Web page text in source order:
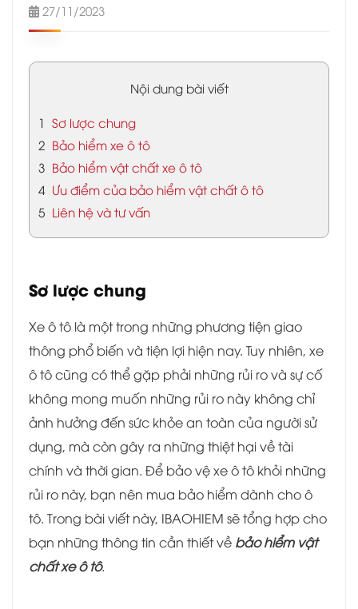
27/11/2023
Nội dung bài viết
1 Sơ lược chung
2 Bảo hiểm xe ô tô
3 Bảo hiểm vật chất xe ô tô
4 Ưu điểm của bảo hiểm vật chất ô tô
5 Liên hệ và tư vấn
Sơ lược chung
Xe ô tô là một trong những phương tiện giao
thông phổ biến và tiện lợi hiện nay. Tuy nhiên, xe
ô tô cũng có thể gặp phải những rủi ro và sự cố
không mong muốn những rủi ro này không chỉ
ảnh hưởng đến sức khỏe an toàn của người sử
dụng, mà còn gây ra những thiệt hại về tài
chính và thời gian. Để bảo vệ xe ô tô khỏi những
rủi ro này, bạn nên mua bảo hiểm dành cho ô
tô. Trong bài viết này, IBAOHIEM sẽ tổng hợp cho
bạn những thông tin cần thiết về bảo hiểm vật
chất xe ô tô.